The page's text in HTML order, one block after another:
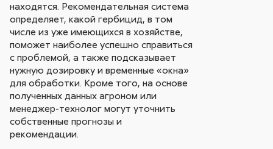
находятся. Рекомендательная система
определяет, какой гербицид, в том
числе из уже имеющихся в хозяйстве,
поможет наиболее успешно справиться
с проблемой, а также подсказывает
нужную дозировку и временные «окна»
для обработки. Кроме того, на основе
полученных данных агроном или
менеджер-технолог могут уточнить
собственные прогнозы и
рекомендации.